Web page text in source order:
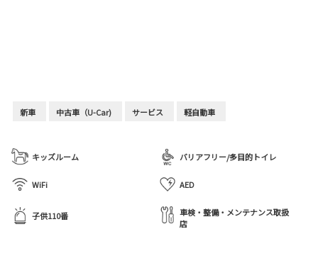
新車 中古車（U-Car) サービス 軽自動車
キッズルーム バリアフリー/多目的トイレ
WiFi AED
子供110番
車検・整備・メンテナンス取扱
店